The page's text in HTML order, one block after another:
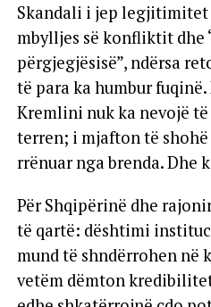
Skandali i jep legjitimitet
mbylljes së konfliktit dhe
përgjegjësisë”, ndërsa
të para ka humbur
Kremlini nuk ka nevojë
terren; i mjafton të
rrënuar nga brenda. Dhe
Për Shqipërinë dhe
të qartë: dështimi
mund të shndërrohen në
vetëm dëmton